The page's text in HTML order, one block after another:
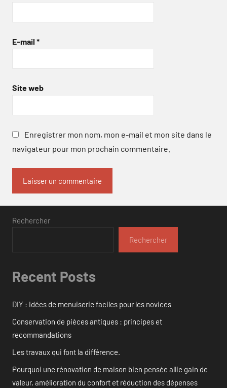
E-mail *
Site web
Enregistrer mon nom, mon e-mail et mon site dans le
navigateur pour mon prochain commentaire.
Rechercher
Rechercher
Recent Posts
DIY : Idées de menuiserie faciles pour les novices
Conservation de pièces antiques : principes et
recommandations
Les travaux qui font la différence.
Pourquoi une rénovation de maison bien pensée allie gain de
valeur, amélioration du confort et réduction des dépenses